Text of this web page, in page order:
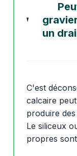
un
C'est
calcaire
produire
Le siliceux
propres